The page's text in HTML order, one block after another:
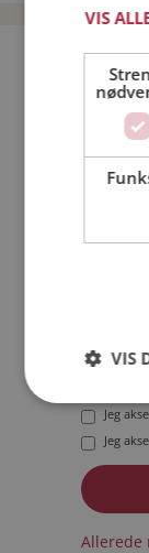
Jeg er en:
Min
Jeg
Jeg
Allerede
VIS
VIS